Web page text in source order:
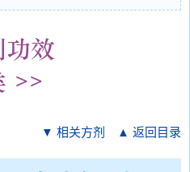
▼ 相关方剂 ▲ 返回目录